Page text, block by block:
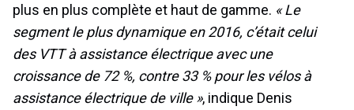
plus en plus complète et haut de gamme. « Le
segment le plus dynamique en 2016, c’était celui
des VTT à assistance électrique avec une
croissance de 72 %, contre 33 % pour les vélos à
assistance électrique de ville », indique Denis